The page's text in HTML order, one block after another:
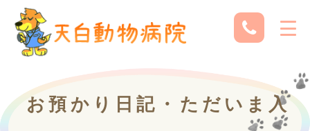
お預かり日記・ただいま入